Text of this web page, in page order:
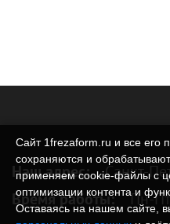
Наш адрес: Санкт-
Время работы: Пн-
Сайт 1frezaform.ru и все его
сохраняются и
применяем cookie‑файлы с
оптимизации контента и
Оставаясь на нашем сайте,